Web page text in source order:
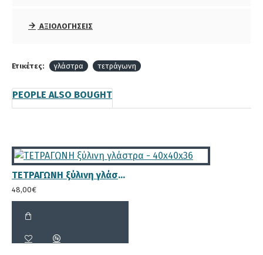
από τον ήλιο.
της γλάστρας.
ανοξείδωτα καρφιά 80mm x 3mm και
μεταλλικά ελάσματα 15mm σε όλες τις
επιλογής σας.
Με πιστοποίηση για το συντηρητικό του
εμποτισμού ότι τουλάχιστον για 25 χρόνια σε
καμία αλλοίωση.
πέρασμα της ζαρντινιέρας με συντηρητικό
ξύλου.
ΑΞΙΟΛΟΓΉΣΕΙΣ
Ετικέτες: γλάστρα τετράγωνη
PEOPLE ALSO BOUGHT
ΤΕΤΡΑΓΩΝΗ ξύλινη γλάστρα - 40x40x36
48,00€